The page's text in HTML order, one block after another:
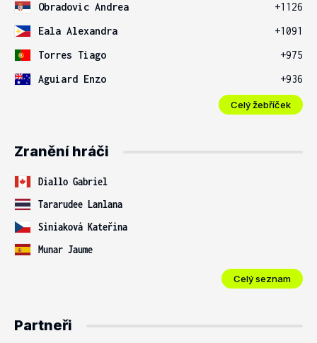
Obradovic Andrea
+1126
Eala Alexandra
+1091
Torres Tiago
+975
Aguiard Enzo
+936
Celý žebříček
Zranění hráči
Diallo Gabriel
Tararudee Lanlana
Siniaková Kateřina
Munar Jaume
Celý seznam
Partneři